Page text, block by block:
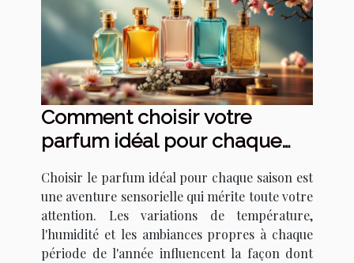
Comment choisir votre
parfum idéal pour chaque
Choisir le parfum idéal pour chaque saison est
une aventure sensorielle qui mérite toute votre
attention. Les variations de température,
l'humidité et les ambiances propres à chaque
période de l'année influencent la façon dont